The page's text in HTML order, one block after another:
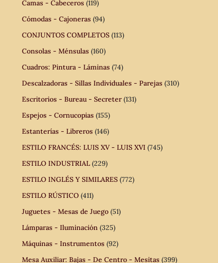
Camas - Cabeceros (119)
Cómodas - Cajoneras (94)
CONJUNTOS COMPLETOS (113)
Consolas - Ménsulas (160)
Cuadros: Pintura - Láminas (74)
Descalzadoras - Sillas Individuales - Parejas (310)
Escritorios - Bureau - Secreter (131)
Espejos - Cornucopias (155)
Estanterías - Libreros (146)
ESTILO FRANCÉS: LUIS XV - LUIS XVI (745)
ESTILO INDUSTRIAL (229)
ESTILO INGLÉS Y SIMILARES (772)
ESTILO RÚSTICO (411)
Juguetes - Mesas de Juego (51)
Lámparas - Iluminación (325)
Máquinas - Instrumentos (92)
Mesa Auxiliar: Bajas - De Centro - Mesitas (399)